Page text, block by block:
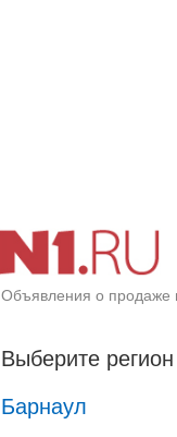
Объявления о продаже
Выберите регион
Барнаул